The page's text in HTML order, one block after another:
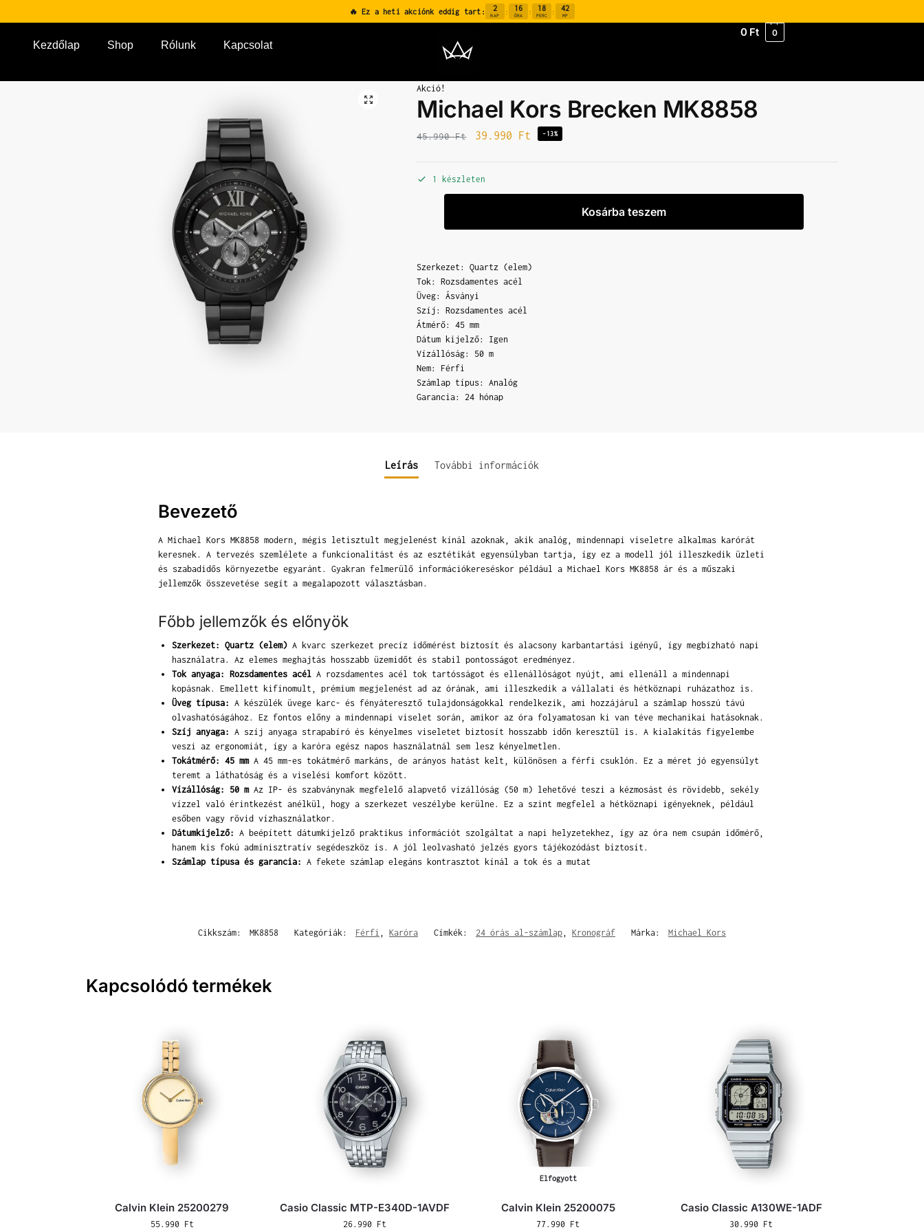
🔥 Ez a heti akciónk eddig tart: 2
NAP : 16
ÓRA : 18
PERC : 42
MP
Kezdőlap Shop Rólunk Kapcsolat
0 Ft 0
Akció!
Michael Kors Brecken MK8858
45.990Ft 39.990 Ft -13%
1 készleten
Kosárba teszem
Szerkezet: Quartz (elem)
Tok: Rozsdamentes acél
Üveg: Ásványi
Szíj: Rozsdamentes acél
Átmérő: 45 mm
Dátum kijelző: Igen
Vízállóság: 50 m
Nem: Férfi
Számlap típus: Analóg
Garancia: 24 hónap
Leírás További információk
Bevezető
A Michael Kors MK8858 modern, mégis letisztult megjelenést kínál azoknak, akik analóg, mindennapi viseletre alkalmas karórát
keresnek. A tervezés szemlélete a funkcionalitást és az esztétikát egyensúlyban tartja, így ez a modell jól illeszkedik üzleti
és szabadidős környezetbe egyaránt. Gyakran felmerülő információkereséskor például a Michael Kors MK8858 ár és a műszaki
jellemzők összevetése segít a megalapozott választásban.
Főbb jellemzők és előnyök
Szerkezet: Quartz (elem)A kvarc szerkezet precíz időmérést biztosít és alacsony karbantartási igényű, így megbízható napi
használatra. Az elemes meghajtás hosszabb üzemidőt és stabil pontosságot eredményez.
Tok anyaga: Rozsdamentes acélA rozsdamentes acél tok tartósságot és ellenállóságot nyújt, ami ellenáll a mindennapi
kopásnak. Emellett kifinomult, prémium megjelenést ad az órának, ami illeszkedik a vállalati és hétköznapi ruházathoz is.
Üveg típusa: A készülék üvege karc- és fényáteresztő tulajdonságokkal rendelkezik, ami hozzájárul a számlap hosszú távú
olvashatóságához. Ez fontos előny a mindennapi viselet során, amikor az óra folyamatosan ki van téve mechanikai hatásoknak.
Szíj anyaga: A szíj anyaga strapabíró és kényelmes viseletet biztosít hosszabb időn keresztül is. A kialakítás figyelembe
veszi az ergonomiát, így a karóra egész napos használatnál sem lesz kényelmetlen.
Tokátmérő: 45 mmA 45 mm-es tokátmérő markáns, de arányos hatást kelt, különösen a férfi csuklón. Ez a méret jó egyensúlyt
teremt a láthatóság és a viselési komfort között.
Vízállóság: 50 mAz IP- és szabványnak megfelelő alapvető vízállóság (50 m) lehetővé teszi a kézmosást és rövidebb, sekély
vízzel való érintkezést anélkül, hogy a szerkezet veszélybe kerülne. Ez a szint megfelel a hétköznapi igényeknek, például
esőben vagy rövid vízhasználatkor.
Dátumkijelző: A beépített dátumkijelző praktikus információt szolgáltat a napi helyzetekhez, így az óra nem csupán időmérő,
hanem kis fokú adminisztratív segédeszköz is. A jól leolvasható jelzés gyors tájékozódást biztosít.
Számlap típusa és garancia: A fekete számlap elegáns kontrasztot kínál a tok és a mutat
Cikkszám: MK8858 Kategóriák: Férfi Karóra Címkék: 24 órás al-számlap Kronográf Márka: Michael Kors
Kapcsolódó termékek
Calvin Klein 25200279
55.990 Ft
Casio Classic MTP-E340D-1AVDF
26.990 Ft
Elfogyott
Calvin Klein 25200075
77.990 Ft
Casio Classic A130WE-1ADF
30.990 Ft